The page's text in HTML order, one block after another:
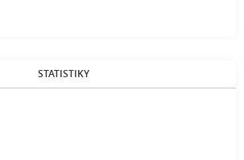
STATISTIKY